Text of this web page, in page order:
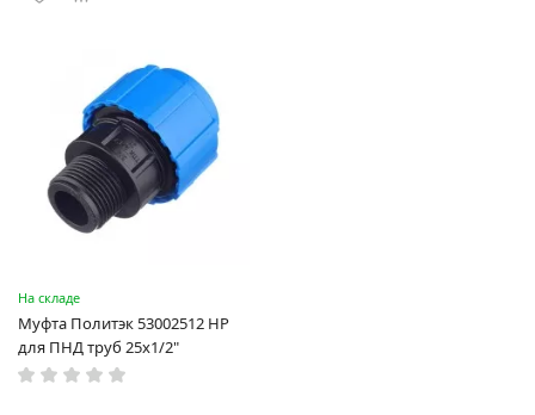
На складе
Муфта Политэк 53002512 НР
для ПНД труб 25x1/2"